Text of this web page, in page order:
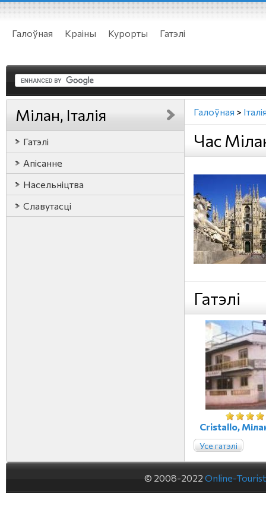
Галоўная Краіны Курорты Гатэлі
Мілан, Італія
Гатэлі
Апісанне
Насельніцтва
Славутасці
Галоўная >
Час
Гатэлі
Cristallo,
Усе гатэлі
© 2008-2022 Online-